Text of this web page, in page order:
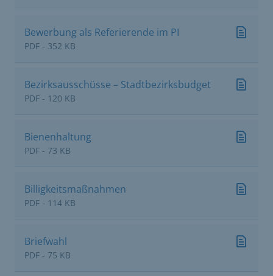
Bewerbung als Referierende im PI
PDF - 352 KB
Bezirksausschüsse – Stadtbezirksbudget
PDF - 120 KB
Bienenhaltung
PDF - 73 KB
Billigkeitsmaßnahmen
PDF - 114 KB
Briefwahl
PDF - 75 KB